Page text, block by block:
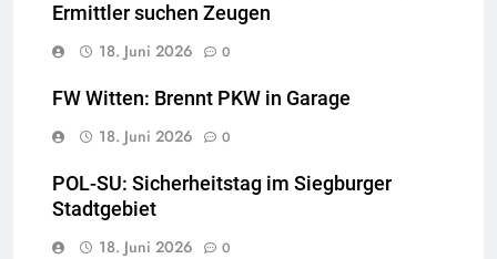
Ermittler suchen Zeugen
18. Juni 2026
0
FW Witten: Brennt PKW in Garage
18. Juni 2026
0
POL-SU: Sicherheitstag im Siegburger
Stadtgebiet
18. Juni 2026
0